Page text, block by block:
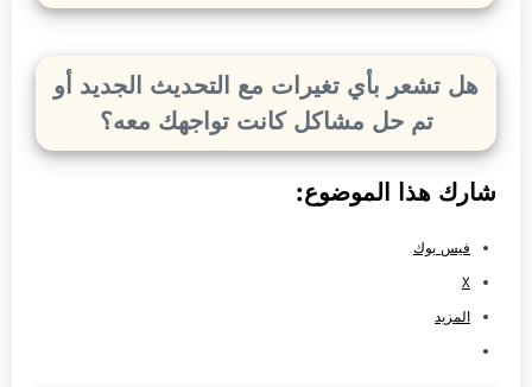
هل تشعر بأي تغيرات مع التحديث الجديد أو
تم حل مشاكل كانت تواجهك معه؟
شارك هذا الموضوع:
فيس بوك
X
المزيد